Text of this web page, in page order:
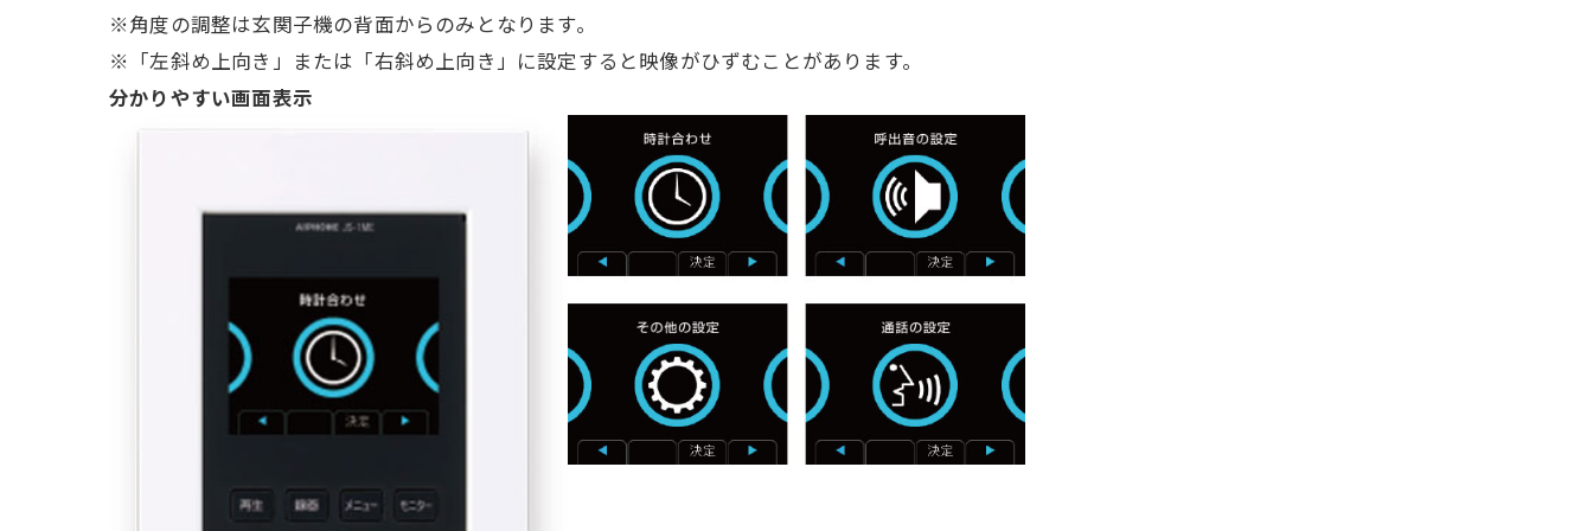
※角度の調整は玄関子機の背面からのみとなります。
※「左斜め上向き」または「右斜め上向き」に設定すると映像がひずむことがあります。
分かりやすい画面表示